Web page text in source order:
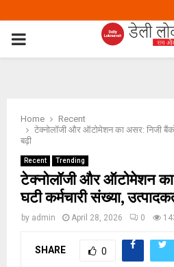
PRIMARY
Home
Recent
टेक्नोलॉजी और ऑटोमेशन का असर: निजी
बढ़ी
Recent Trending
टेक्नोलॉजी और ऑटोमेशन
घटी कर्मचारी संख्या,
by admin April 28, 2026 0
SHARE 0